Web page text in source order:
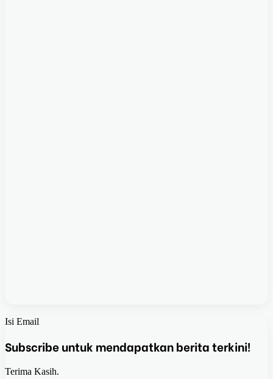
Isi Email
Subscribe untuk mendapatkan berita terkini!
Terima Kasih.